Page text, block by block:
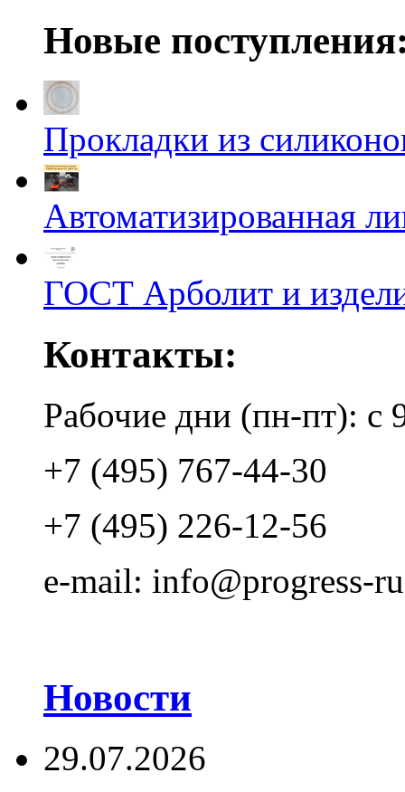
Новые
Прокладки из
Автоматизированная
ГОСТ Арболит и
Контакты:
Рабочие дни (пн-пт): с
+7 (495) 767-44-30
+7 (495) 226-12-56
e-mail: info@progress-
Новости
29.07.2026